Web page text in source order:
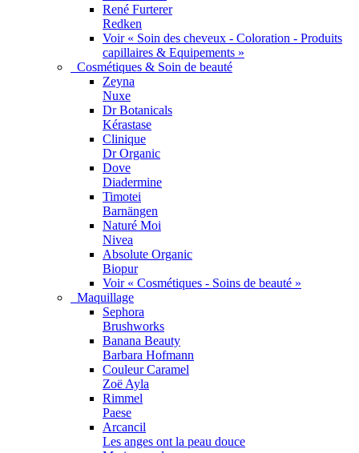
René Furterer
Redken
Voir « Soin des cheveux - Coloration - Produits
capillaires & Equipements »
Cosmétiques & Soin de beauté
Zeyna
Nuxe
Dr Botanicals
Kérastase
Clinique
Dr Organic
Dove
Diadermine
Timotei
Barnängen
Naturé Moi
Nivea
Absolute Organic
Biopur
Voir « Cosmétiques - Soins de beauté »
Maquillage
Sephora
Brushworks
Banana Beauty
Barbara Hofmann
Couleur Caramel
Zoë Ayla
Rimmel
Paese
Arcancil
Les anges ont la peau douce